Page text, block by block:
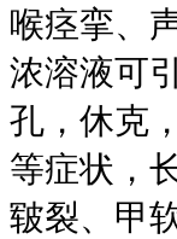
喉痉挛、
浓溶液可
孔，休克
等症状，
皲裂、甲